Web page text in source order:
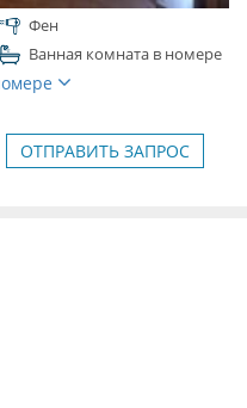
Фен
Ванная комната в номере
ОТПРАВИТЬ ЗАПРОС